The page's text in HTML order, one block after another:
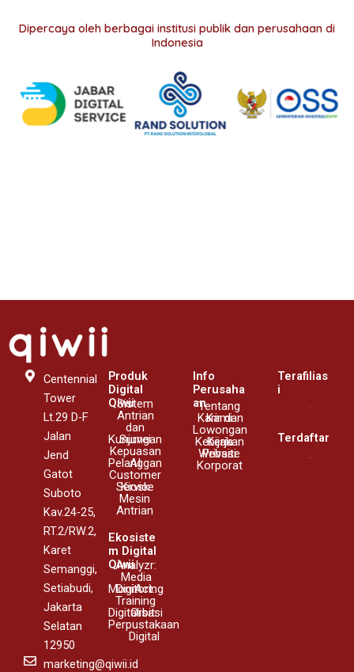
Dipercaya oleh berbagai institusi publik dan perusahaan di
Indonesia
Centennial
Tower
Lt.29 D-F
Jalan
Jend
Gatot
Suboto
Kav.24-25,
RT.2/RW.2,
Karet
Semanggi,
Setiabudi,
Jakarta
Selatan
12950
marketing@qiwii.id
Produk
Digital
Qiwii
Sistem
Antrian
dan
Kunjungan
Survei
Kepuasan
Pelanggan
AI
Customer
Service
Kiosk
Mesin
Antrian
Ekosiste
m Digital
Qiwii
Analyzr:
Media
Monitoring
DigiAct:
Training
Digitalisasi
Orbit:
Perpustakaan
Digital
Info
Perusaha
anTentang
Kami
Karir dan
Lowongan
Kerja
Kebijakan
Privasi
Website
Korporat
Terafilias
i
Terdaftar